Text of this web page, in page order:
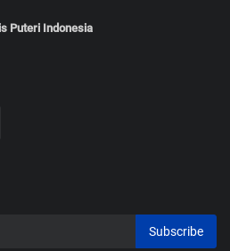
Puteri Indonesia
Subscribe